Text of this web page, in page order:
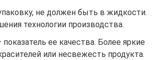
не должен быть в жидкости.
технологии производства.
ее качества. Более яркие
или несвежесть продукта.